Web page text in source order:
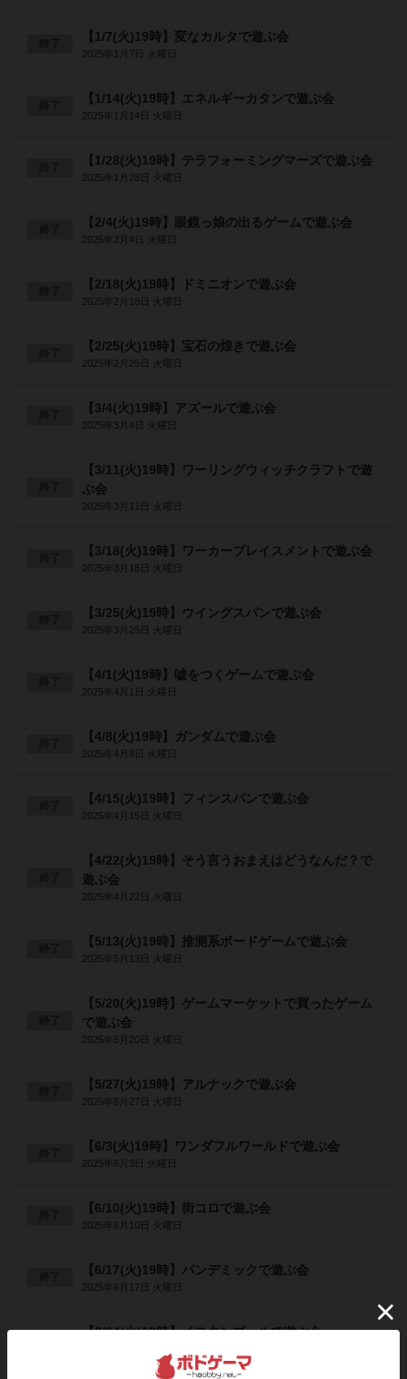
【1/7(火)19時】変なカルタで遊ぶ会
2025年1月7日 火曜日
【1/14(火)19時】エネルギーカタンで遊ぶ会
2025年1月14日 火曜日
【1/28(火)19時】テラフォーミングマーズで遊ぶ会
2025年1月28日 火曜日
【2/4(火)19時】眼鏡っ娘の出るゲームで遊ぶ会
2025年2月4日 火曜日
【2/18(火)19時】ドミニオンで遊ぶ会
2025年2月18日 火曜日
【2/25(火)19時】宝石の煌きで遊ぶ会
2025年2月25日 火曜日
【3/4(火)19時】アズールで遊ぶ会
2025年3月4日 火曜日
【3/11(火)19時】ワーリングウィッチクラフトで遊
ぶ会
2025年3月11日 火曜日
【3/18(火)19時】ワーカープレイスメントで遊ぶ会
2025年3月18日 火曜日
【3/25(火)19時】ウイングスパンで遊ぶ会
2025年3月25日 火曜日
【4/1(火)19時】嘘をつくゲームで遊ぶ会
2025年4月1日 火曜日
【4/8(火)19時】ガンダムで遊ぶ会
2025年4月8日 火曜日
【4/15(火)19時】フィンスパンで遊ぶ会
2025年4月15日 火曜日
【4/22(火)19時】そう言うおまえはどうなんだ？で
遊ぶ会
2025年4月22日 火曜日
【5/13(火)19時】推測系ボードゲームで遊ぶ会
2025年5月13日 火曜日
【5/20(火)19時】ゲームマーケットで買ったゲーム
で遊ぶ会
2025年5月20日 火曜日
【5/27(火)19時】アルナックで遊ぶ会
2025年5月27日 火曜日
【6/3(火)19時】ワンダフルワールドで遊ぶ会
2025年6月3日 火曜日
【6/10(火)19時】街コロで遊ぶ会
2025年6月10日 火曜日
【6/17(火)19時】パンデミックで遊ぶ会
2025年6月17日 火曜日
【6/24(火)19時】イスタンブールで遊ぶ会